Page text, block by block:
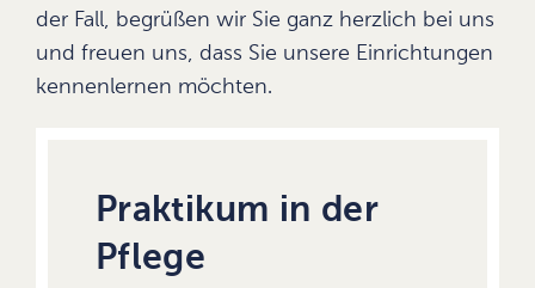
der Fall, begrüßen wir Sie ganz herzlich bei uns
und freuen uns, dass Sie unsere Einrichtungen
kennenlernen möchten.
Praktikum in der
Pflege